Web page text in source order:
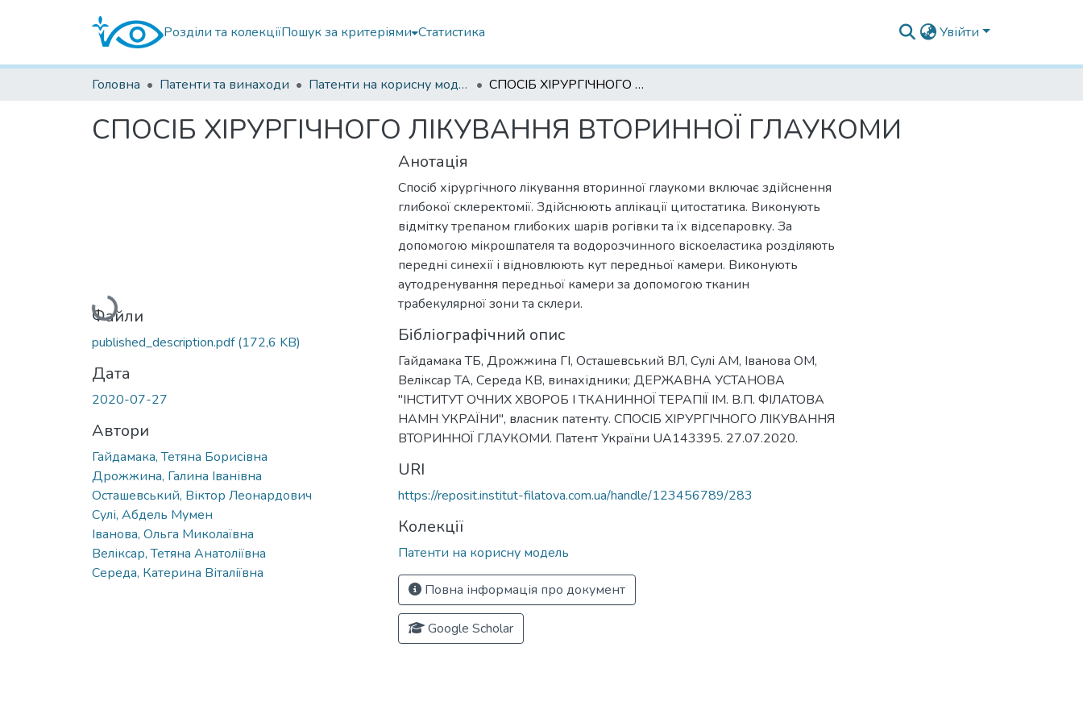
Розділи та колекціїПошук за критеріями Статистика Увійти
Головна Патенти та винаходи Патенти на корисну модель СПОСІБ ХІРУРГІЧНОГО ЛІКУВАННЯ ВТОРИННОЇ ГЛАУКОМИ
СПОСІБ ХІРУРГІЧНОГО ЛІКУВАННЯ ВТОРИННОЇ ГЛАУКОМИ
Вантажиться...
Файли
published_description.pdf(172,6 KB)
Дата
2020-07-27
Автори
Гайдамака, Тетяна Борисівна
Дрожжина, Галина Іванівна
Осташевський, Віктор Леонардович
Сулі, Абдель Мумен
Іванова, Ольга Миколаївна
Веліксар, Тетяна Анатоліївна
Середа, Катерина Віталіївна
Анотація
Спосіб хірургічного лікування вторинної глаукоми включає здійснення
глибокої склеректомії. Здійснюють аплікації цитостатика. Виконують
відмітку трепаном глибоких шарів рогівки та їх відсепаровку. За
допомогою мікрошпателя та водорозчинного віскоеластика розділяють
передні синехії і відновлюють кут передньої камери. Виконують
аутодренування передньої камери за допомогою тканин
трабекулярної зони та склери.
Бібліографічний опис
Гайдамака ТБ, Дрожжина ГІ, Осташевський ВЛ, Сулі АМ, Іванова ОМ,
Веліксар ТА, Середа КВ, винахідники; ДЕРЖАВНА УСТАНОВА
"ІНСТИТУТ ОЧНИХ ХВОРОБ І ТКАНИННОЇ ТЕРАПІЇ ІМ. В.П. ФІЛАТОВА
НАМН УКРАЇНИ", власник патенту. СПОСІБ ХІРУРГІЧНОГО ЛІКУВАННЯ
ВТОРИННОЇ ГЛАУКОМИ. Патент України UA143395. 27.07.2020.
URI
https://reposit.institut-filatova.com.ua/handle/123456789/283
Колекції
Патенти на корисну модель
Повна інформація про документ
Google Scholar